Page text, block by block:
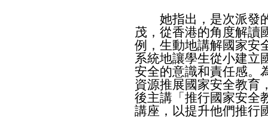
她指出，是次派發的
茂，從香港的角度解讀
例，生動地講解國家安
系統地讓學生從小建立
安全的意識和責任感。
資源推展國家安全教育
後主講「推行國家安全
講座，以提升他們推行